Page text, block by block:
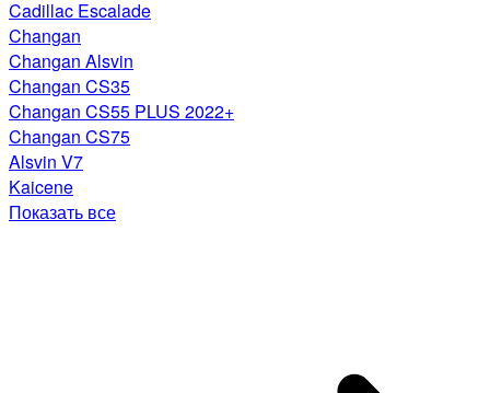
Cadillac Escalade
Changan
Changan Alsvin
Changan CS35
Changan CS55 PLUS 2022+
Changan CS75
Alsvin V7
Kaicene
Показать все